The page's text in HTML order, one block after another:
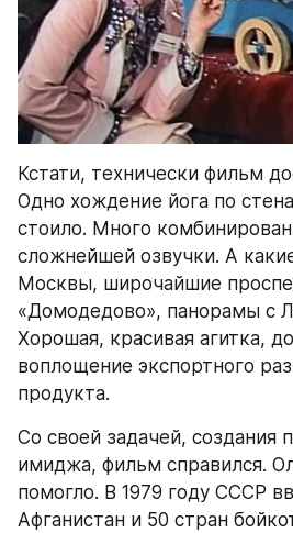
Кстати, технически фильм
Одно хождение йога по
стоило. Много
сложнейшей озвучки. А
Москвы, широчайшие
«Домодедово», панорамы с
Хорошая, красивая агитка,
воплощение экспортного
продукта.
Со своей задачей, создания
имиджа, фильм справился.
помогло. В 1979 году СССР
Афганистан и 50 стран